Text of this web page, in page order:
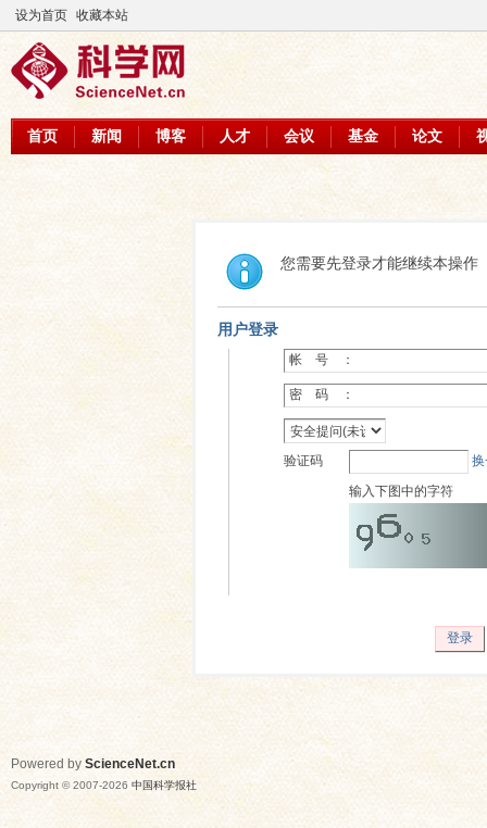
设为首页 收藏本站
首页 新闻 博客 人才 会议 基金 论文
您需要先登录才能继续本操作
用户登录
帐 号 ：
密 码 ：
验证码
输入下图中的字符
登录
Powered by ScienceNet.cn
Copyright © 2007-2026 中国科学报社